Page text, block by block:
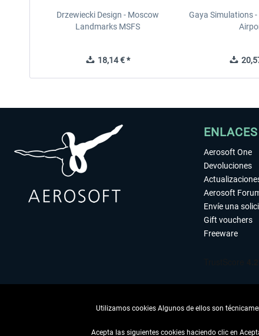
Drzewiecki Design - Moscow
Landmarks MSFS
18,14 € *
Gaya Simulations -
Aerosoft One
Devoluciones
Aerosoft
Envíe una
Gift vouchers
Freeware
Utilizamos cookies Algunos de ellos son
Acepta las siguientes cookies haciendo clic en